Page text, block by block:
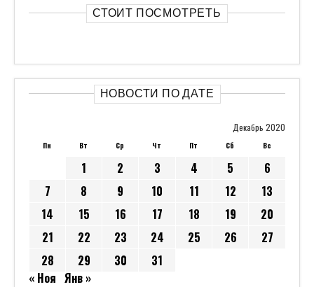
СТОИТ ПОСМОТРЕТЬ
НОВОСТИ ПО ДАТЕ
Декабрь 2020
Пн Вт Ср Чт Пт Сб Вс
1 2 3 4 5
6
7
8 9 10 11 12
13
14
15 16 17 18 19
20
21
22 23 24 25 26
27
28
29 30
31
« Ноя Янв »